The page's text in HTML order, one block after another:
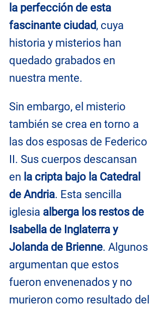
la perfección de esta
fascinante ciudad, cuya
historia y misterios han
quedado grabados en
nuestra mente.
Sin embargo, el misterio
también se crea en torno a
las dos esposas de Federico
II. Sus cuerpos descansan
en la cripta bajo la Catedral
de Andria. Esta sencilla
iglesia alberga los restos de
Isabella de Inglaterra y
Jolanda de Brienne. Algunos
argumentan que estos
fueron envenenados y no
murieron como resultado del